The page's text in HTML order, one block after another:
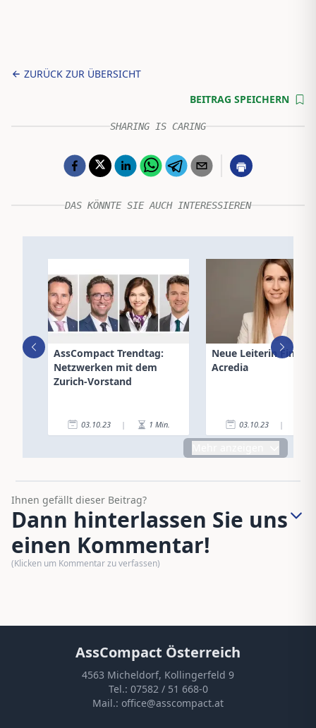
ZURÜCK ZUR ÜBERSICHT
BEITRAG SPEICHERN
SHARING IS CARING
DAS KÖNNTE SIE AUCH INTERESSIEREN
AssCompact Trendtag:
Netzwerken mit dem
Zurich-Vorstand
03.10.23 | 1 Min.
Neue Leiterin
Acredia
03.10.23 |
Ihnen gefällt dieser Beitrag?
Dann hinterlassen Sie uns
einen Kommentar!
(Klicken um Kommentar zu verfassen)
AssCompact Österreich
4563 Micheldorf, Kollingerfeld 9
Tel.: 07582 / 51 668-0
Mail.: office@asscompact.at